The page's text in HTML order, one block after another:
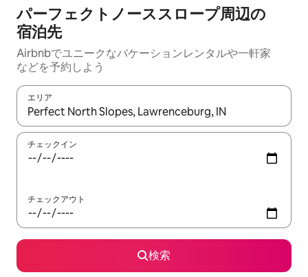
パーフェクトノーススロープ⁠周⁠辺⁠の
宿⁠泊⁠先
Airbnbでユニークなバ⁠ケ⁠ー⁠シ⁠ョ⁠ンレ⁠ン⁠タ⁠ルや一⁠軒⁠家
な⁠ど⁠を予⁠約⁠し⁠よ⁠う
エリア
検索結果が表示されたら、上下の矢印キーを使って移動するか
チェックイン
チェックアウト
検索